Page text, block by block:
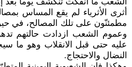
أثرى الأثرياء لم يقع المساس
مطمئنّون على تلك المصالح، في
وعموم الشعب ازدادت حالتهم
عليه حتى قبل الانقلاب وهو ما
النضال والاحتجاج.